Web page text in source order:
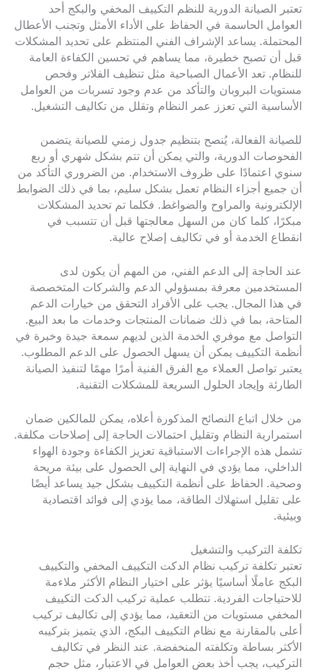
تعتبر الصيانة الدورية للنظم التكييف المخفي والبكج أحد
العوامل الحاسمة في الحفاظ على الأداء الأمثل وتجنب الأعطال
المحتملة. يساعد الإشراف الفني المنتظم على تحديد المشكلات
قبل أن تصبح خطيرة، مما يساهم في تحسين الكفاءة العامة
للنظام. تعد الأعمال الصباحية مثل تنظيف الفلاتر وفحص
مستويات البروبان والتأكد من عدم وجود تسربات من العوامل
الأساسية التي تعزز عمر النظام وتقلل من تكاليف التشغيل.
للصيانة الفعالة، يُنصح بتنظيم جدول زمني للصيانة يتضمن
الفحوصات الدورية، والتي يمكن أن تتم بشكل شهري أو ربع
سنوي اعتمادًا على ظروف الاستخدام. من الضروري التأكد من
أن جميع أجزاء النظام تعمل بشكل سليم، بما في ذلك الضوابط
الإلكترونية والمراوح والضواغط. فكلما تم تحديد المشكلات
مبكرًا، كلما كان من السهل معالجتها قبل أن تتسبب في
انقطاع الخدمة أو في تكاليف إصلاح عالية.
عند الحاجة إلى الدعم الفني، من المهم أن يكون لدى
المستخدمين معرفة بمسؤولي الدعم والشركات المتخصصة
في هذا المجال. يجب على الأفراد التحقق من خيارات الدعم
المتاحة، بما في ذلك ضمانات المنتجات وخدمات ما بعد البيع.
التواصل مع موفري الخدمة الذين لديهم سمعة جيدة وخبرة في
أنظمة التكييف يمكن أن يسهل الحصول على الدعم المطلوب.
يعتبر تواصل العملاء مع الفرق الفنية أمرًا مهمًا لتنفيذ الصيانة
الطارئة وإيجاد الحلول السريعة للمشكلات التقنية.
من خلال اتباع النصائح المذكورة أعلاه، يمكن للمالكين ضمان
استمرارية النظام وتقليل احتمالات الحاجة إلى إصلاحات مكلفة.
تشمل هذه الإجراءات الاستباقية تعزيز الكفاءة وجودة الهواء
الداخلي، مما يؤدي في النهاية إلى الحصول على بيئة مريحة
وصحية. الحفاظ على أنظمة التكييف بشكل جيد يساعد أيضًا
على تقليل استهلاك الطاقة، مما يؤدي إلى فوائد اقتصادية
وبيئية.
تكلفة التركيب والتشغيل
تعتبر تكلفة تركيب نظام الدكت التكييف المخفي والتكييف
البكج عاملًا أساسيًا يؤثر على اختيار النظام الأكثر ملاءمة
للاحتياجات الفردية. تتطلب عملية تركيب الدكت التكييف
المخفي مستويات من التعقيد، مما يؤدي إلى تكاليف تركيب
أعلى بالمقارنة مع نظام التكييف البكج، الذي يتميز بتركيبه
الأكثر بساطة وتكلفته المنخفضة. عند النظر في تكاليف
التركيب، يجب أخذ بعض العوامل في الاعتبار، مثل حجم